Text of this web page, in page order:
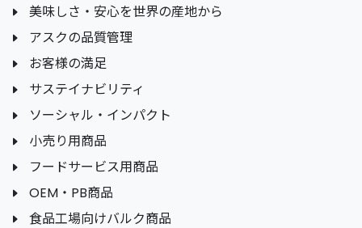
美味しさ・安心を世界の産地から
アスクの品質管理
お客様の満足
サステイナビリティ
ソーシャル・インパクト
小売り用商品
フードサービス用商品
OEM・PB商品
食品工場向けバルク商品